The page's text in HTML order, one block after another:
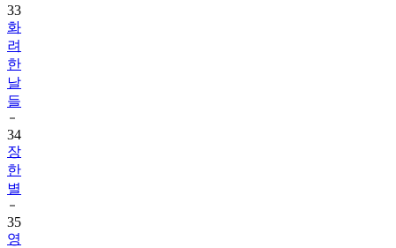
33
화
려
한
날
들
34
장
한
별
35
영